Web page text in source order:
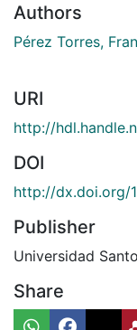
Authors
Pérez Torres,
URI
http://
DOI
http://dx.doi.org/
Publisher
Universidad
Share